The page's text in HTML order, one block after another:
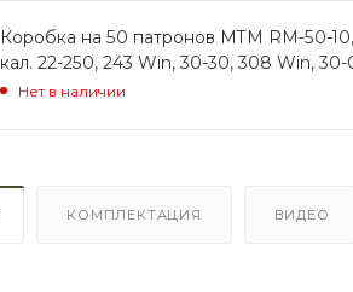
Коробка на 50 патронов MTM RM-50-10,
кал. 22-250, 243 Win, 30-30, 308 Win, 30-
Нет в наличии
КОМПЛЕКТАЦИЯ ВИДЕО